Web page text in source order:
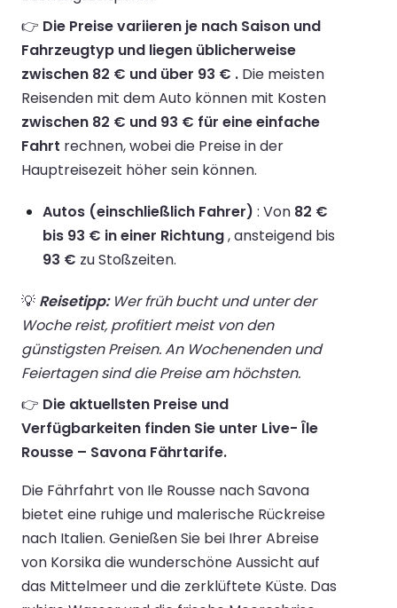
👉 Die Preise variieren je nach Saison und
Fahrzeugtyp und liegen üblicherweise
zwischen 82 € und über 93 € . Die meisten
Reisenden mit dem Auto können mit Kosten
zwischen 82 € und 93 € für eine einfache
Fahrt rechnen, wobei die Preise in der
Hauptreisezeit höher sein können.
Autos (einschließlich Fahrer) : Von 82 €
bis 93 € in einer Richtung, ansteigend bis
93 € zu Stoßzeiten.
💡 Reisetipp:Wer früh bucht und unter der
Woche reist, profitiert meist von den
günstigsten Preisen. An Wochenenden und
Feiertagen sind die Preise am höchsten.
👉 Die aktuellsten Preise und
Verfügbarkeiten finden Sie unter Live- Île
Rousse – Savona Fährtarife.
Die Fährfahrt von Ile Rousse nach Savona
bietet eine ruhige und malerische Rückreise
nach Italien. Genießen Sie bei Ihrer Abreise
von Korsika die wunderschöne Aussicht auf
das Mittelmeer und die zerklüftete Küste. Das